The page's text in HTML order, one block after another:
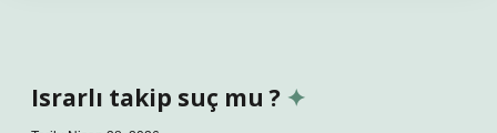
Israrlı takip suç mu ?